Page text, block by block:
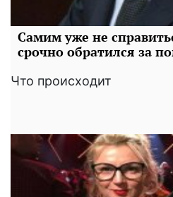
Самим уже не
срочно обратился за
Что происходит